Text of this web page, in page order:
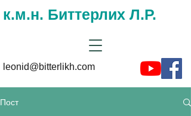
к.м.н. Биттерлих Л.Р.
leonid@bitterlikh.com
Пост